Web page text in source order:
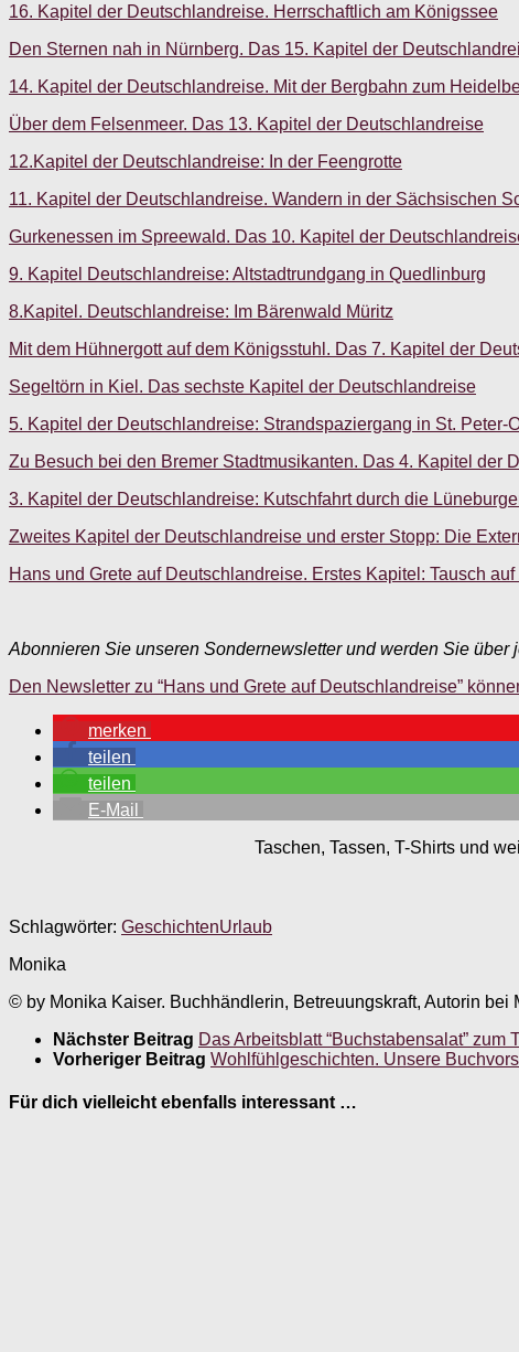
16. Kapitel der Deutschlandreise. Herrschaftlich am Königssee
Den Sternen nah in Nürnberg. Das 15. Kapitel der
14. Kapitel der Deutschlandreise. Mit der Bergbahn zum
Über dem Felsenmeer. Das 13. Kapitel der Deutschlandreise
12.Kapitel der Deutschlandreise: In der Feengrotte
11. Kapitel der Deutschlandreise. Wandern in der Sächsischen
Gurkenessen im Spreewald. Das 10. Kapitel der
9. Kapitel Deutschlandreise: Altstadtrundgang in Quedlinburg
8.Kapitel. Deutschlandreise: Im Bärenwald Müritz
Mit dem Hühnergott auf dem Königsstuhl. Das 7. Kapitel der
Segeltörn in Kiel. Das sechste Kapitel der Deutschlandreise
5. Kapitel der Deutschlandreise: Strandspaziergang in St. Peter-
Zu Besuch bei den Bremer Stadtmusikanten. Das 4. Kapitel der
3. Kapitel der Deutschlandreise: Kutschfahrt durch die
Zweites Kapitel der Deutschlandreise und erster Stopp: Die
Hans und Grete auf Deutschlandreise. Erstes Kapitel: Tausch auf
Abonnieren Sie unseren Sondernewsletter und werden Sie
Den Newsletter zu “Hans und Grete auf Deutschlandreise”
merken
teilen
teilen
E-Mail
Taschen, Tassen, T-Shirts und
Schlagwörter: GeschichtenUrlaub
Monika
© by Monika Kaiser. Buchhändlerin, Betreuungskraft, Autorin bei
Nächster Beitrag Das Arbeitsblatt “Buchstabensalat” zum
Vorheriger Beitrag Wohlfühlgeschichten. Unsere
Für dich vielleicht ebenfalls interessant …